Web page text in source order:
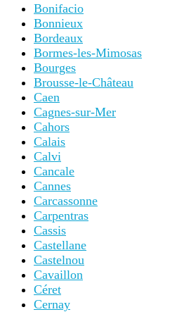
Bonifacio
Bonnieux
Bordeaux
Bormes-les-Mimosas
Bourges
Brousse-le-Château
Caen
Cagnes-sur-Mer
Cahors
Calais
Calvi
Cancale
Cannes
Carcassonne
Carpentras
Cassis
Castellane
Castelnou
Cavaillon
Céret
Cernay